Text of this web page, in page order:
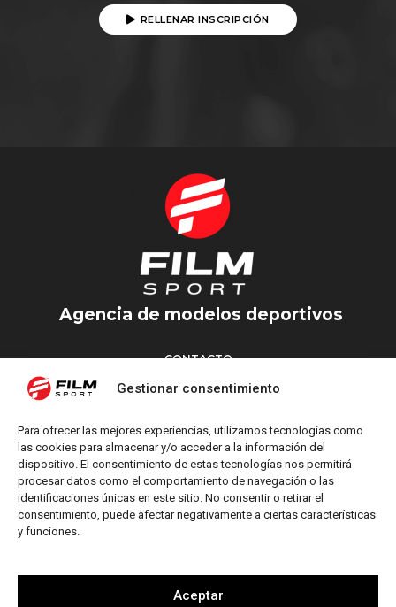
Gestionar consentimiento
Para ofrecer las mejores experiencias, utilizamos tecnologías como
las cookies para almacenar y/o acceder a la información del
dispositivo. El consentimiento de estas tecnologías nos permitirá
procesar datos como el comportamiento de navegación o las
identificaciones únicas en este sitio. No consentir o retirar el
consentimiento, puede afectar negativamente a ciertas características
y funciones.
Aceptar
RELLENAR INSCRIPCIÓN
Agencia de modelos deportivos
CONTACTO
Torrent d’en Vidalet, 51 baixos
M: info@filmsport.es
Aviso Legal
Política de Privacidad